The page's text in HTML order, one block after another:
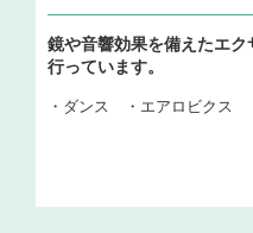
鏡や音響効果を備えたエ
行っています。
・ダンス ・エアロビクス